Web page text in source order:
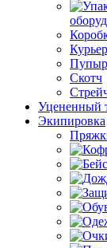
Скотч
Уцененный
Экипировка